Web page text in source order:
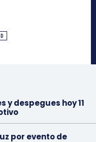
y despegues hoy 11
por evento de